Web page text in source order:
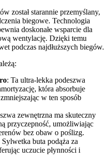
został starannie przemyślany,
biegowe. Technologia
doskonałe wsparcie dla
wentylację. Dzięki temu
podczas najdłuższych biegów.
: Ta ultra-lekka podeszwa
która absorbuje
w ten sposób
zewnętrzna ma skuteczny
przyczepność, umożliwiając
bez obaw o poślizg.
Sylwetka buta podąża za
uczucie płynności i